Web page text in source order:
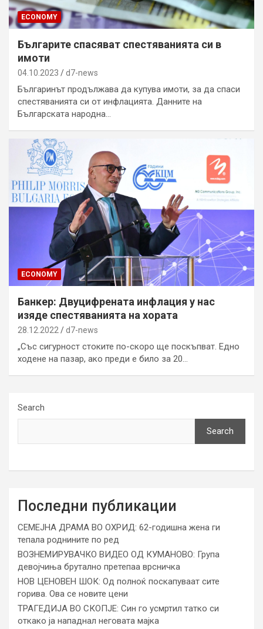
ECONOMY
Българите спасяват спестяванията си в
имоти
04.10.2023 d7-news
Българинът продължава да купува имоти, за да спаси
спестяванията си от инфлацията. Данните на
Българската народна…
ECONOMY
Банкер: Двуцифрената инфлация у нас
изяде спестяванията на хората
28.12.2022 d7-news
„Със сигурност стоките по-скоро ще поскъпват. Едно
ходене на пазар, ако преди е било за 20…
Search
Search
Последни публикации
СЕМЕЈНА ДРАМА ВО ОХРИД: 62-годишна жена ги
тепала роднините по ред
ВОЗНЕМИРУВАЧКО ВИДЕО ОД КУМАНОВО: Група
девојчиња брутално претепаа врсничка
НОВ ЦЕНОВЕН ШОК: Од полноќ поскапуваат сите
горива. Ова се новите цени
ТРАГЕДИЈА ВО СКОПЈЕ: Син го усмртил татко си
откако ја нападнал неговата мајка